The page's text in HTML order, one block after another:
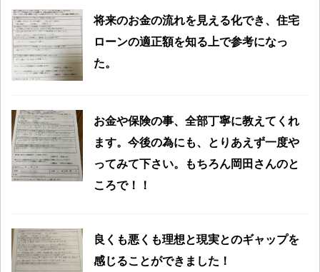
将来のお金の流れを見える化でき、住宅
ローンの適正額を知る上で参考になっ
た。
お金や保険の事、全部丁寧に教えてくれ
ます。今後の為にも、とりあえず一度や
ってみて下さい。もちろん岡田さんのと
ころで！！
良くも悪くも理想と現実とのギャップを
感じることができました！